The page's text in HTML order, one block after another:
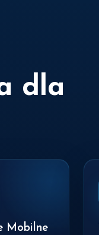
dla
Mobilne